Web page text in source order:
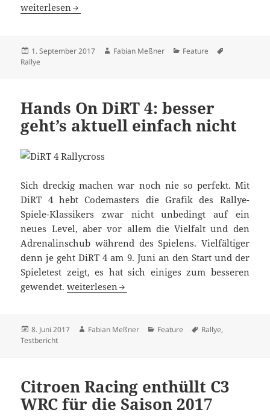
HBK 2017: Ohne Beifahrer läuft einfach nix
weiterlesen
Veröffentlicht
am
1. September 2017 Autor
Fabian Meßner Kategorien
Feature
Rallye
Hands On DiRT 4: besser
geht’s aktuell einfach nicht
Sich dreckig machen war noch nie so perfekt. Mit
DiRT 4 hebt Codemasters die Grafik des Rallye-
Spiele-Klassikers zwar nicht unbedingt auf ein
neues Level, aber vor allem die Vielfalt und den
Adrenalinschub während des Spielens. Vielfältiger
denn je geht DiRT 4 am 9. Juni an den Start und der
Spieletest zeigt, es hat sich einiges zum besseren
gewendet.Hands On DiRT 4: besser geht’s aktuell
weiterlesen
Veröffentlicht
am
8. Juni 2017 Autor
Fabian Meßner Kategorien
Feature Schlagwörter
Rallye,
Testbericht
Citroen Racing enthüllt C3
WRC für die Saison 2017